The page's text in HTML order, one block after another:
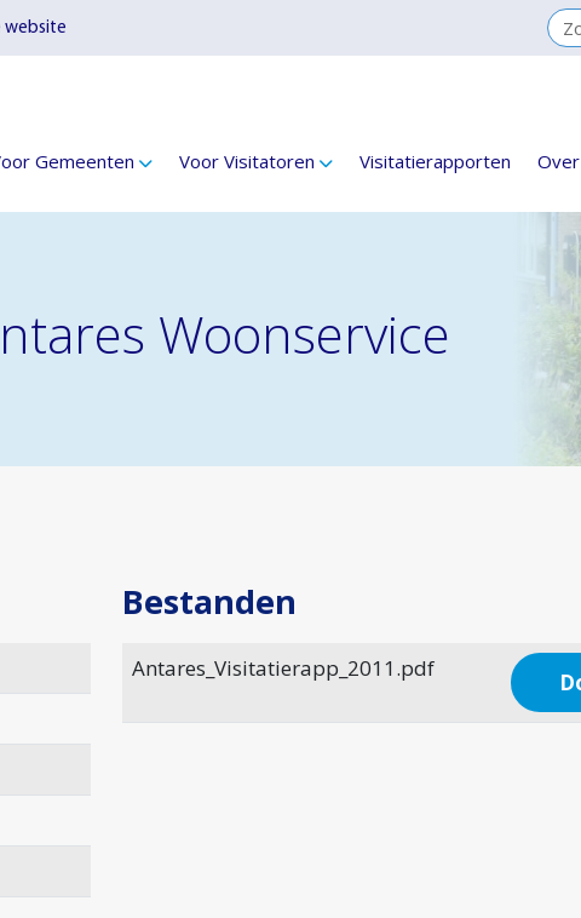
website
Gemeenten Voor Visitatoren Visitatierapporten
Woonservice
Bestanden
Antares_Visitatierapp_2011.pdf